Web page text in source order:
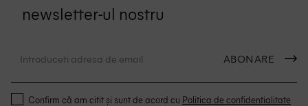
newsletter-ul nostru
ABONARE
Confirm că am citit și sunt de acord cu Politica de confidentialitate